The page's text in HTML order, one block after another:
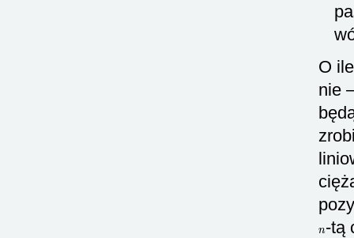
O
nie
-tą